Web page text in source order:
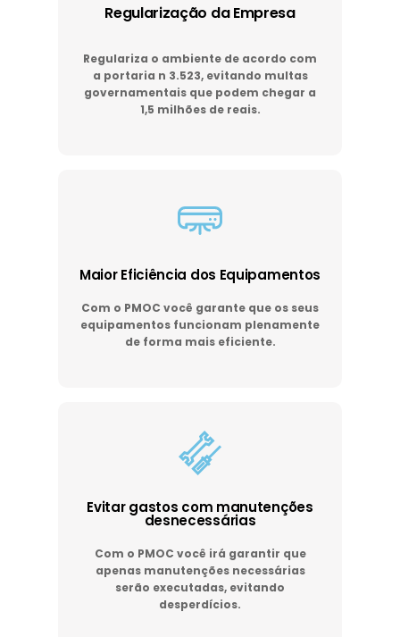
Regularização da Empresa
Regulariza o ambiente de acordo com
a portaria n 3.523, evitando multas
governamentais que podem chegar a
1,5 milhões de reais.
Maior Eficiência dos Equipamentos
Com o PMOC você garante que os seus
equipamentos funcionam plenamente
de forma mais eficiente.
Evitar gastos com manutenções
desnecessárias
Com o PMOC você irá garantir que
apenas manutenções necessárias
serão executadas, evitando
desperdícios.